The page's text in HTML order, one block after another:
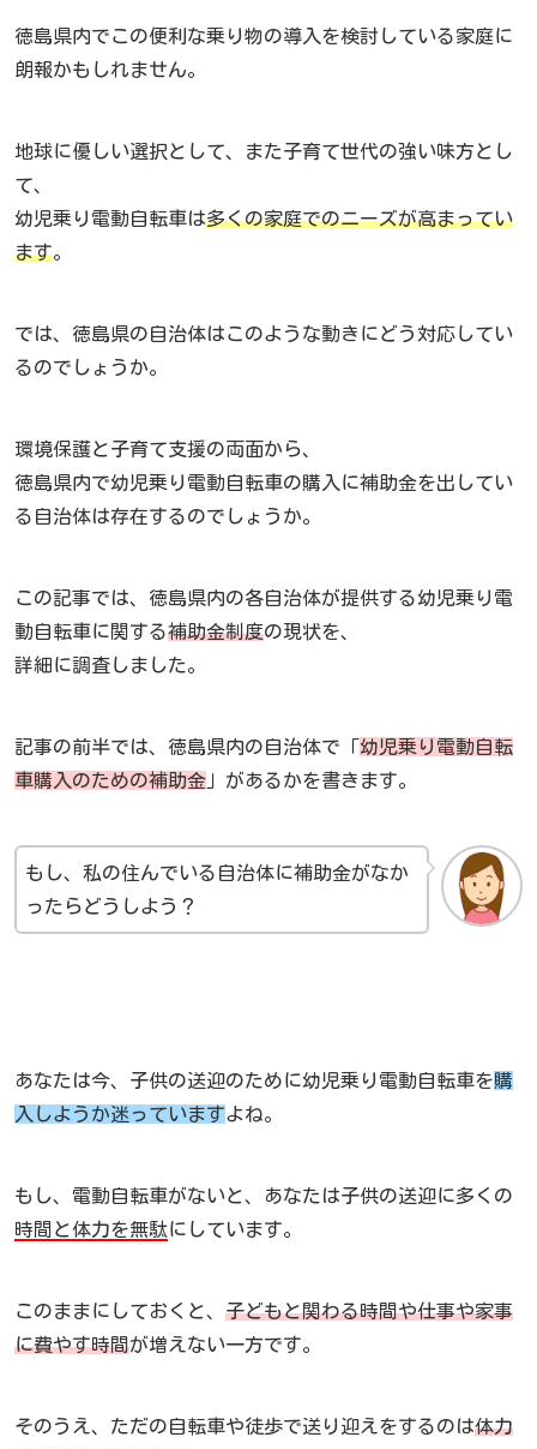
徳島県内でこの便利な乗り物の導入を検討している家庭に
朗報かもしれません。
地球に優しい選択として、また子育て世代の強い味方とし
て、
幼児乗り電動自転車は多くの家庭でのニーズが高まってい
ます。
では、徳島県の自治体はこのような動きにどう対応してい
るのでしょうか。
環境保護と子育て支援の両面から、
徳島県内で幼児乗り電動自転車の購入に補助金を出してい
る自治体は存在するのでしょうか。
この記事では、徳島県内の各自治体が提供する幼児乗り電
動自転車に関する補助金制度の現状を、
詳細に調査しました。
記事の前半では、徳島県内の自治体で「幼児乗り電動自転
車購入のための補助金 」があるかを書きます。
もし、私の住んでいる自治体に補助金がなか
ったらどうしよう？
あなたは今、子供の送迎のために幼児乗り電動自転車を購
入しようか迷っていますよね。
もし、電動自転車がないと、あなたは子供の送迎に多くの
時間と体力を無駄にしています。
このままにしておくと、 子どもと関わる時間や仕事や家事
に費やす時間が増えない一方です。
そのうえ、ただの自転車や徒歩で送り迎えをするのは体力